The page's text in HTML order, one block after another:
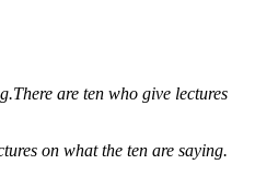
are ten who give lectures
on what the ten are saying.